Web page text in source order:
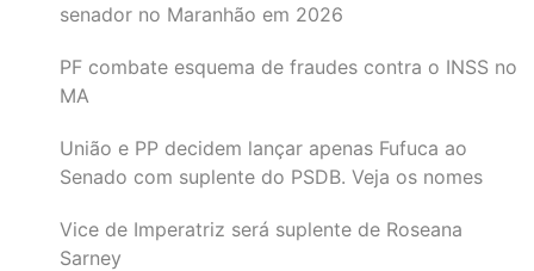
senador no Maranhão em 2026
PF combate esquema de fraudes contra o INSS no
MA
União e PP decidem lançar apenas Fufuca ao
Senado com suplente do PSDB. Veja os nomes
Vice de Imperatriz será suplente de Roseana
Sarney